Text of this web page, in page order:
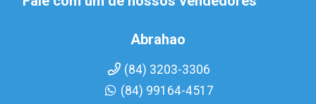
Abrahao
(84) 3203-3306
(84) 99164-4517